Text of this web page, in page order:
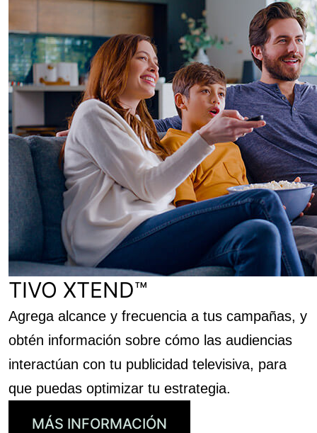
TIVO XTEND™
Agrega alcance y frecuencia a tus campañas, y
obtén información sobre cómo las audiencias
interactúan con tu publicidad televisiva, para
que puedas optimizar tu estrategia.
MÁS INFORMACIÓN